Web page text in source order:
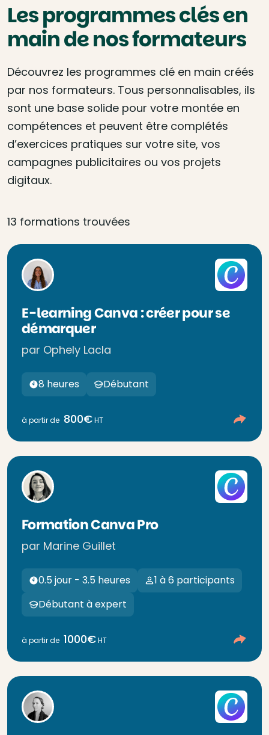
Les programmes clés en
main de nos formateurs
Découvrez les programmes clé en main créés
par nos formateurs. Tous personnalisables, ils
sont une base solide pour votre montée en
compétences et peuvent être complétés
d’exercices pratiques sur votre site, vos
campagnes publicitaires ou vos projets
digitaux.
13 formations trouvées
E-learning Canva : créer pour se
démarquer
par Ophely Lacla
8 heures Débutant
à partir de 800€HT
Formation Canva Pro
par Marine Guillet
0.5 jour - 3.5 heures
1 à 6 participants
Débutant à expert
à partir de 1000€HT